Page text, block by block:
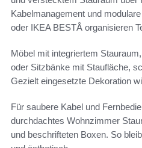
Kabelmanagement und
oder IKEA BESTÅ organisieren
Möbel mit integriertem
oder Sitzbänke mit Staufläche,
Gezielt eingesetzte Dekoration
Für saubere Kabel und
durchdachtes Wohnzimmer
und beschrifteten Boxen. So